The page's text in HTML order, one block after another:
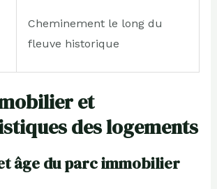
Cheminement le long du
fleuve historique
et
des logements
âge du parc immobilier